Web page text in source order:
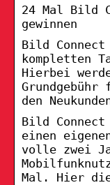
24 Mal Bild
gewinnen
Bild
kompletten
Hierbei
den
Bild
einen
volle zwei
Mal. Hier